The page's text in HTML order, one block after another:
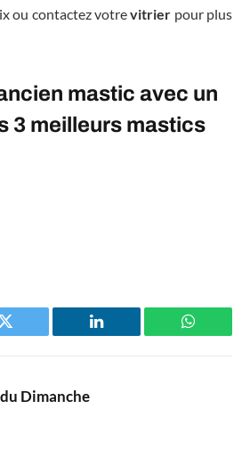
ou contactez votrevitrier pour plus
mastic avec un
3 meilleurs mastics
Twitter LinkedIn
Dimanche